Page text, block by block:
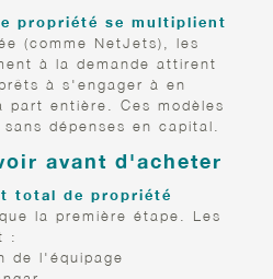
propriété se multiplient
(comme NetJets), les
à la demande attirent
à s'engager à en
part entière. Ces modèles
dépenses en capital.
avant d'acheter
total de propriété
la première étape. Les
:
de l'équipage